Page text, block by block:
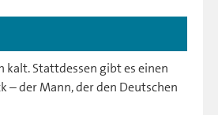
kalt. Stattdessen gibt es einen
– der Mann, der den Deutschen